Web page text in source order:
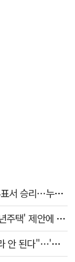
김민석, 與전당대회 제주·인천 당원투표서 승리…누적 득표는 '초박빙'
"내로남불·탁상공론"…황희 '버스 청년주택' 제안에 與 내부서도 쓴소리
李대통령 "결혼 때문에 손해 보는 나라 안 된다"…'결혼 페널티' 22개 손본다